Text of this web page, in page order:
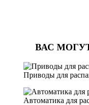
ВАС
Приводы для
Автоматика для